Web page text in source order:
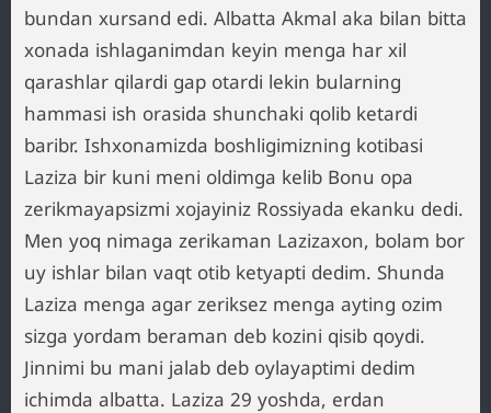
bundan xursand edi. Albatta Akmal aka bilan bitta
xonada ishlaganimdan keyin menga har xil
qarashlar qilardi gap otardi lekin bularning
hammasi ish orasida shunchaki qolib ketardi
baribr. Ishxonamizda boshligimizning kotibasi
Laziza bir kuni meni oldimga kelib Bonu opa
zerikmayapsizmi xojayiniz Rossiyada ekanku dedi.
Men yoq nimaga zerikaman Lazizaxon, bolam bor
uy ishlar bilan vaqt otib ketyapti dedim. Shunda
Laziza menga agar zeriksez menga ayting ozim
sizga yordam beraman deb kozini qisib qoydi.
Jinnimi bu mani jalab deb oylayaptimi dedim
ichimda albatta. Laziza 29 yoshda, erdan